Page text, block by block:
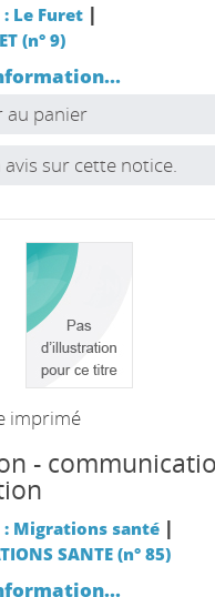
: Le Furet|
(n° 9)
au panier
avis sur cette notice.
imprimé
-
: Migrations santé|
SANTE (n° 85)